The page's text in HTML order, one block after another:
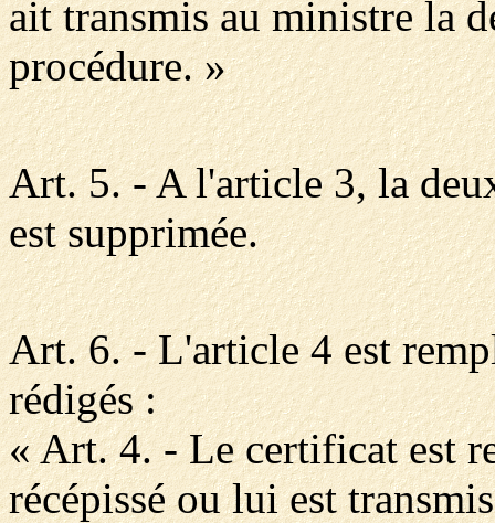
ait transmis au ministre la
procédure. »
Art. 5. - A l'article 3, la
est supprimée.
Art. 6. - L'article 4 est
rédigés :
« Art. 4. - Le certificat est
récépissé ou lui est